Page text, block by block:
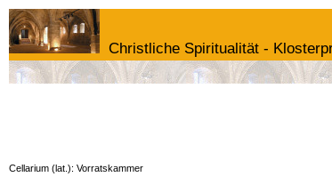
Christliche Spiritualität -
Cellarium (lat.): Vorratskammer